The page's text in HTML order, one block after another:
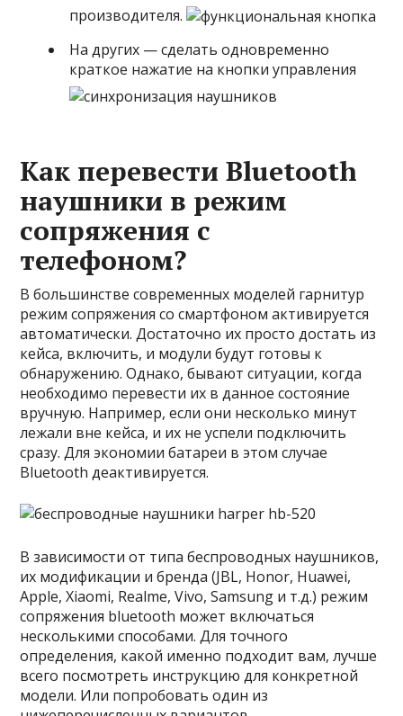
производителя.
На других — сделать одновременно
краткое нажатие на кнопки управления
Как перевести Bluetooth
наушники в режим
сопряжения с
телефоном?
В большинстве современных моделей гарнитур
режим сопряжения со смартфоном активируется
автоматически. Достаточно их просто достать из
кейса, включить, и модули будут готовы к
обнаружению. Однако, бывают ситуации, когда
необходимо перевести их в данное состояние
вручную. Например, если они несколько минут
лежали вне кейса, и их не успели подключить
сразу. Для экономии батареи в этом случае
Bluetooth деактивируется.
В зависимости от типа беспроводных наушников,
их модификации и бренда (JBL, Honor, Huawei,
Apple, Xiaomi, Realme, Vivo, Samsung и т.д.) режим
сопряжения bluetooth может включаться
несколькими способами. Для точного
определения, какой именно подходит вам, лучше
всего посмотреть инструкцию для конкретной
модели. Или попробовать один из